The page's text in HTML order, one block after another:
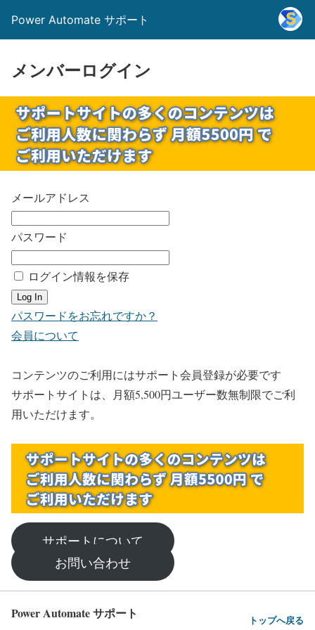
Power Automate サポート
メンバーログイン
メールアドレス
パスワード
ログイン情報を保存
パスワードをお忘れですか？
会員について
コンテンツのご利用にはサポート会員登録が必要です
サポートサイトは、月額5,500円ユーザー数無制限でご利
用いただけます。
サポートについて
お問い合わせ
Power Automate サポート トップへ戻る